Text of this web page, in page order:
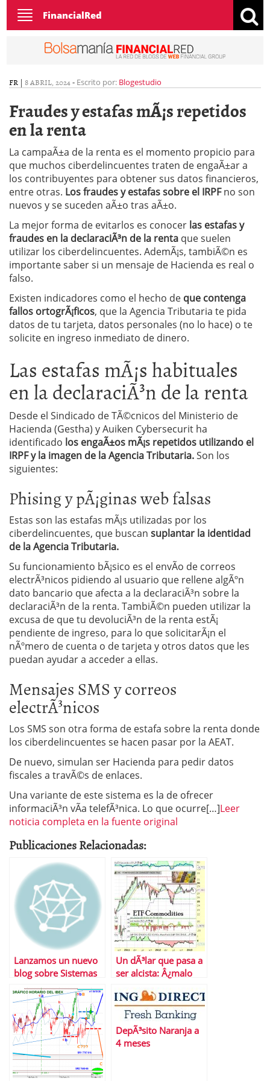
Toggle
navigation
FinancialRed
FR | 8 ABRIL, 2024- Escrito por: Blogestudio
Fraudes y estafas mÃ¡s repetidos
en la renta
La campaÃ±a de la renta es el momento propicio para
que muchos ciberdelincuentes traten de engaÃ±ar a
los contribuyentes para obtener sus datos financieros,
entre otras. Los fraudes y estafas sobre el IRPFno son
nuevos y se suceden aÃ±o tras aÃ±o.
La mejor forma de evitarlos es conocer las estafas y
fraudes en la declaraciÃ³n de la renta que suelen
utilizar los ciberdelincuentes. AdemÃ¡s, tambiÃ©n es
importante saber si un mensaje de Hacienda es real o
falso.
Existen indicadores como el hecho de que contenga
fallos ortogrÃ¡ficos, que la Agencia Tributaria te pida
datos de tu tarjeta, datos personales (no lo hace) o te
solicite en ingreso inmediato de dinero.
Las estafas mÃ¡s habituales
en la declaraciÃ³n de la renta
Desde el Sindicado de TÃ©cnicos del Ministerio de
Hacienda (Gestha) y Auiken Cybersecurit ha
identificado los engaÃ±os mÃ¡s repetidos utilizando el
IRPF y la imagen de la Agencia Tributaria.Son los
siguientes:
Phising y pÃ¡ginas web falsas
Estas son las estafas mÃ¡s utilizadas por los
ciberdelincuentes, que buscan suplantar la identidad
de la Agencia Tributaria.
Su funcionamiento bÃ¡sico es el envÃ­o de correos
electrÃ³nicos pidiendo al usuario que rellene algÃºn
dato bancario que afecta a la declaraciÃ³n sobre la
declaraciÃ³n de la renta. TambiÃ©n pueden utilizar la
excusa de que tu devoluciÃ³n de la renta estÃ¡
pendiente de ingreso, para lo que solicitarÃ¡n el
nÃºmero de cuenta o de tarjeta y otros datos que les
puedan ayudar a acceder a ellas.
Mensajes SMS y correos
electrÃ³nicos
Los SMS son otra forma de estafa sobre la renta donde
los ciberdelincuentes se hacen pasar por la AEAT.
De nuevo, simulan ser Hacienda para pedir datos
fiscales a travÃ©s de enlaces.
Una variante de este sistema es la de ofrecer
informaciÃ³n vÃ­a telefÃ³nica. Lo que ocurre[…]Leer
noticia completa en la fuente original
Publicaciones Relacionadas:
Lanzamos un nuevo
blog sobre Sistemas
de Trading
Un dÃ³lar que pasa a
ser alcista: Â¿malo
y bolsas?
DepÃ³sito Naranja a
4 meses